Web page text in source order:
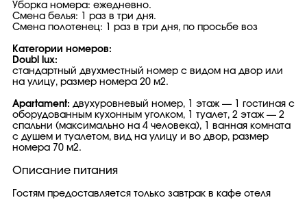
Уборка номера: ежедневно.
Смена белья: 1 раз в три дня.
Смена полотенец: 1 раз в три дня, по просьбе воз
Категории номеров:
Doubl lux:
стандартный двухместный номер с видом на двор или
на улицу, размер номера 20 м2.
Apartament: двухуровневый номер, 1 этаж — 1 гостиная с
оборудованным кухонным уголком, 1 туалет, 2 этаж — 2
спальни (максимально на 4 человека), 1 ванная комната
с душем и туалетом, вид на улицу и во двор, размер
номера 70 м2.
Описание питания
Гостям предоставляется только завтрак в кафе отеля